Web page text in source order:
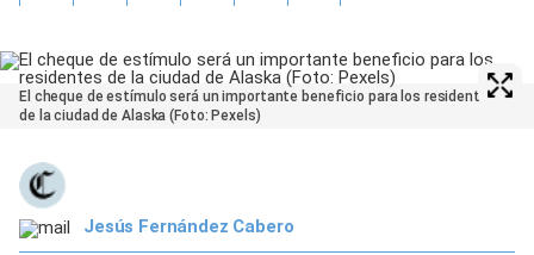
El cheque de estímulo será un importante beneficio para los residentes
de la ciudad de Alaska (Foto: Pexels)
Jesús Fernández Cabero